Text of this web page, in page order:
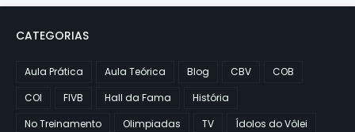
CATEGORIAS
Aula Prática Aula Teórica Blog CBV
COB
COI
FIVB Hall da Fama
História
No Treinamento
Olimpiadas TV Ídolos do Vôlei